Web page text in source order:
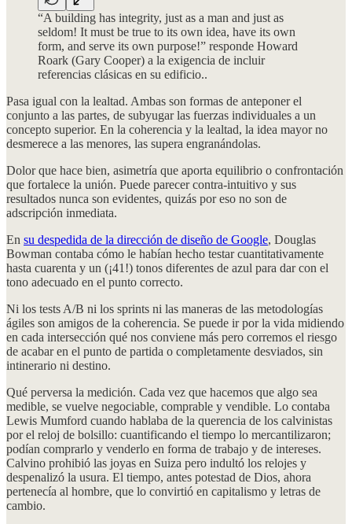
“A building has integrity, just as a man and just as
seldom! It must be true to its own idea, have its own
form, and serve its own purpose!” responde Howard
Roark (Gary Cooper) a la exigencia de incluir
referencias clásicas en su edificio..
Pasa igual con la lealtad. Ambas son formas de anteponer el
conjunto a las partes, de subyugar las fuerzas individuales a un
concepto superior. En la coherencia y la lealtad, la idea mayor no
desmerece a las menores, las supera engranándolas.
Dolor que hace bien, asimetría que aporta equilibrio o confrontación
que fortalece la unión. Puede parecer contra-intuitivo y sus
resultados nunca son evidentes, quizás por eso no son de
adscripción inmediata.
En su despedida de la dirección de diseño de Google, Douglas
Bowman contaba cómo le habían hecho testar cuantitativamente
hasta cuarenta y un (¡41!) tonos diferentes de azul para dar con el
tono adecuado en el punto correcto.
Ni los tests A/B ni los sprints ni las maneras de las metodologías
ágiles son amigos de la coherencia. Se puede ir por la vida midiendo
en cada intersección qué nos conviene más pero corremos el riesgo
de acabar en el punto de partida o completamente desviados, sin
intinerario ni destino.
Qué perversa la medición. Cada vez que hacemos que algo sea
medible, se vuelve negociable, comprable y vendible. Lo contaba
Lewis Mumford cuando hablaba de la querencia de los calvinistas
por el reloj de bolsillo: cuantificando el tiempo lo mercantilizaron;
podían comprarlo y venderlo en forma de trabajo y de intereses.
Calvino prohibió las joyas en Suiza pero indultó los relojes y
despenalizó la usura. El tiempo, antes potestad de Dios, ahora
pertenecía al hombre, que lo convirtió en capitalismo y letras de
cambio.